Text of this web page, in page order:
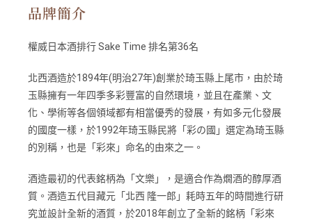
品牌簡介
權威日本酒排行 Sake Time 排名第36名
北西酒造於1894年(明治27年)創業於琦玉縣上尾市，由於琦
玉縣擁有一年四季多彩豐富的自然環境，並且在產業、文
化、學術等各個領域都有相當優秀的發展，有如多元化發展
的國度一樣，於1992年琦玉縣民將「彩の國」選定為琦玉縣
的別稱，也是「彩來」命名的由來之一。
酒造最初的代表銘柄為「文樂」，是適合作為燗酒的醇厚酒
質。酒造五代目藏元「北西 隆一郎」耗時五年的時間進行研
究並設計全新的酒質，於2018年創立了全新的銘柄「彩來